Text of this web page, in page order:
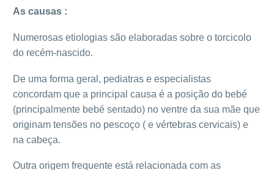
As causas :
Numerosas etiologias são elaboradas sobre o torcicolo
do recém-nascido.
De uma forma geral, pediatras e especialistas
concordam que a principal causa é a posição do bebé
(principalmente bebé sentado) no ventre da sua mãe que
originam tensões no pescoço ( e vértebras cervicais) e
na cabeça.
Outra origem frequente está relacionada com as